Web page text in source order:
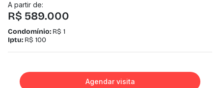
A partir de:
R$ 589.000
Condomínio: R$ 1
Iptu: R$ 100
Agendar visita